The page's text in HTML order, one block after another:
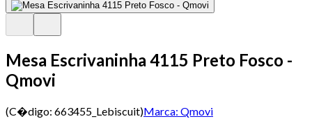
Mesa Escrivaninha 4115 Preto Fosco -
Qmovi
(C�digo: 663455_Lebiscuit)Marca: Qmovi